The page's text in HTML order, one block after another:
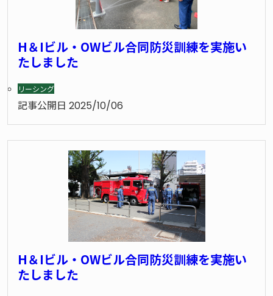
H＆Iビル・OWビル合同防災訓練を実施い
たしました
リーシング
記事公開日 2025/10/06
H＆Iビル・OWビル合同防災訓練を実施い
たしました